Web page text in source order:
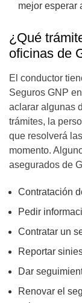
mejor esperar
¿Qué
oficinas de
El conductor
Seguros GNP
aclarar algunas
trámites, la
que resolverá
momento.
asegurados de
Contratación
Pedir
Contratar un
Reportar
Dar
Renovar el